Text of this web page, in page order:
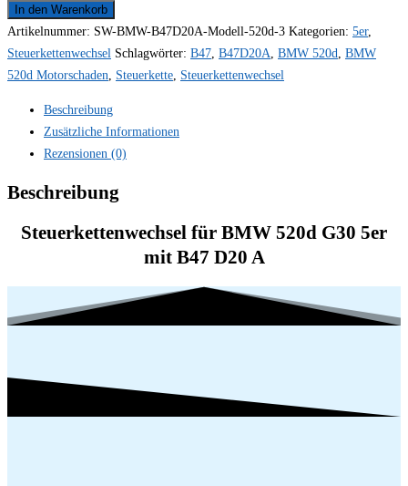
Wechseln
für
BMW
520d
190
B47D20A
Reparatur
In den Warenkorb
Artikelnummer: SW-BMW-B47D20A-Modell-520d-3 Kategorien: 5er,
Steuerkettenwechsel Schlagwörter: B47 B47D20A BMW 520d BMW
520d Motorschaden
Steuerkette Steuerkettenwechsel
Beschreibung
Zusätzliche Informationen
Rezensionen (0)
Beschreibung
Steuerkettenwechsel für BMW 520d G30 5er
mit B47 D20 A